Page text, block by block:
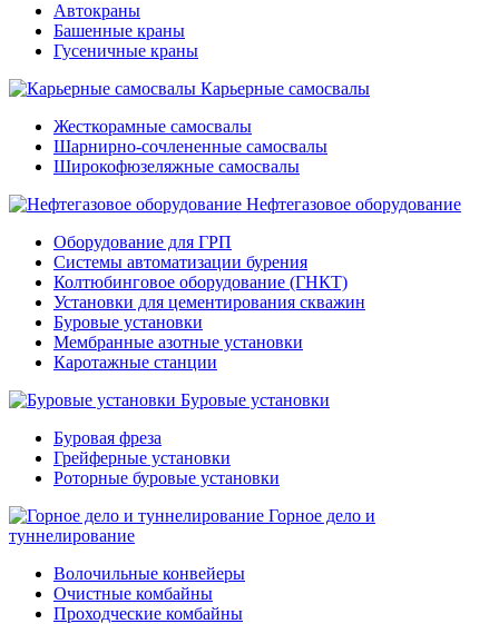
Автокраны
Башенные краны
Гусеничные краны
Карьерные самосвалы
Жесткорамные самосвалы
Шарнирно-сочлененные самосвалы
Широкофюзеляжные самосвалы
Нефтегазовое оборудование
Оборудование для ГРП
Системы автоматизации бурения
Колтюбинговое оборудование (ГНКТ)
Установки для цементирования скважин
Буровые установки
Мембранные азотные установки
Каротажные станции
Буровые установки
Буровая фреза
Грейферные установки
Роторные буровые установки
Горное дело и
туннелирование
Волочильные конвейеры
Очистные комбайны
Проходческие комбайны